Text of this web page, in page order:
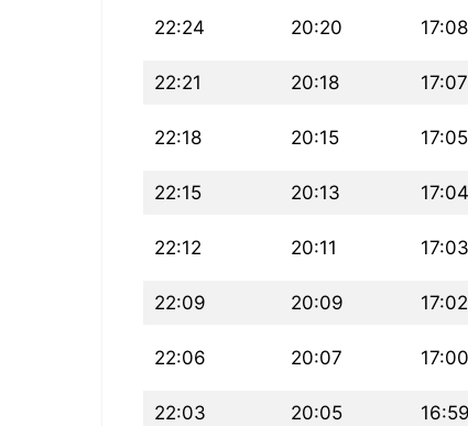
17:08
20:20
22:24
17:07
20:18
22:21
17:05
20:15
22:18
17:04
20:13
22:15
17:03
20:11
22:12
17:02
20:09
22:09
17:00
20:07
22:06
16:59
20:05
22:03